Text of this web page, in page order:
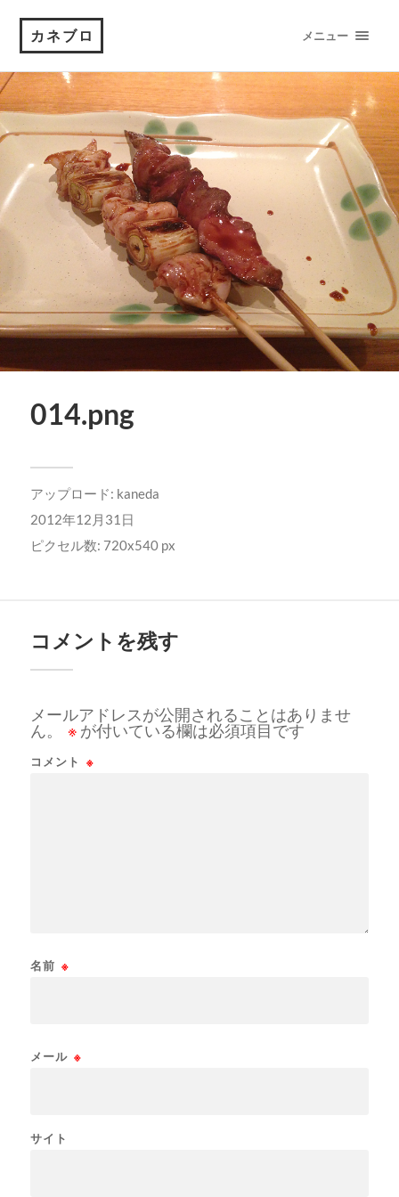
カネブロ メニュー
014.png
アップロード: kaneda
2012年12月31日
ピクセル数: 720x540 px
コメントを残す
メールアドレスが公開されることはありませ
ん。
※ が付いている欄は必須項目です
コメント ※
名前 ※
メール ※
サイト